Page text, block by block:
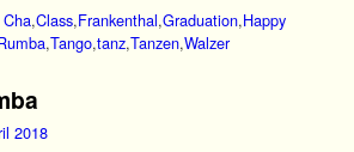
,Class,Frankenthal,Graduation,Happy
,Tango,tanz,Tanzen,Walzer
2018